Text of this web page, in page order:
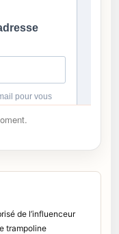
de l’influenceur
trampoline